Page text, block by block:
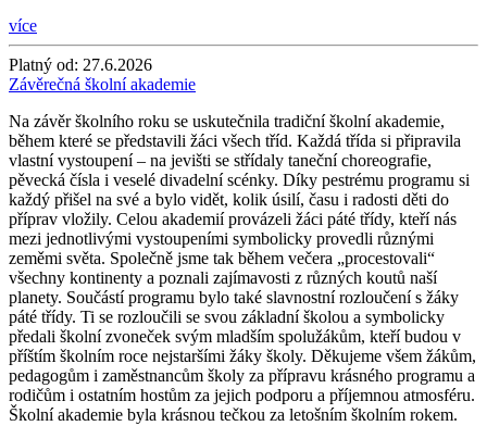
více
Platný od: 27.6.2026
Závěrečná školní akademie
Na závěr školního roku se uskutečnila tradiční školní akademie,
během které se představili žáci všech tříd. Každá třída si připravila
vlastní vystoupení – na jevišti se střídaly taneční choreografie,
pěvecká čísla i veselé divadelní scénky. Díky pestrému programu si
každý přišel na své a bylo vidět, kolik úsilí, času i radosti děti do
příprav vložily. Celou akademií provázeli žáci páté třídy, kteří nás
mezi jednotlivými vystoupeními symbolicky provedli různými
zeměmi světa. Společně jsme tak během večera „procestovali“
všechny kontinenty a poznali zajímavosti z různých koutů naší
planety. Součástí programu bylo také slavnostní rozloučení s žáky
páté třídy. Ti se rozloučili se svou základní školou a symbolicky
předali školní zvoneček svým mladším spolužákům, kteří budou v
příštím školním roce nejstaršími žáky školy. Děkujeme všem žákům,
pedagogům i zaměstnancům školy za přípravu krásného programu a
rodičům i ostatním hostům za jejich podporu a příjemnou atmosféru.
Školní akademie byla krásnou tečkou za letošním školním rokem.